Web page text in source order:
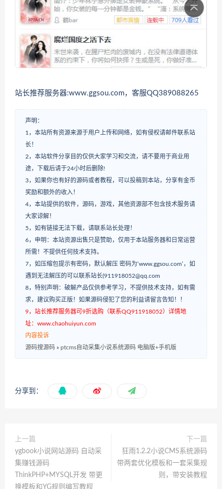
站长推荐服务器:www.ggsou.com，客服QQ389088265
声明：
1，本站所有资源来源于用户上传和网络，如有侵权请邮件联系站
长！
2，本站软件分享目的仅供大家学习和交流，请不要用于商业用
途，下载后请于24小时后删除!
3，如果你也有好的源码或者教程，可以投稿到本站，分享有金币
奖励和额外的收入！
4，本站提供的软件，源码，游戏，其他资源部不包含技术服务请
大家谅解！
5，如有链接无法下载，请联系站长处理！
6，申明：本站资源出售只是赞助，仅用于本站服务器和日常运营
所需！不提供任何技术支持。
7，如压缩包提示有密码，默认解压 密码为‘www.ggsou.com’，如
遇到无法解压的可以联系站长(911918052@qq.com
8，特别声明：破解产品仅供参考学习，不提供技术支持，如有需
求，建议购买正版！如果源码侵犯了您的利益请留言告知！！
9，站长推荐服务器可9折选购（联系QQ911918052）详情地
址：www.chaohuiyun.com
内容投诉
源码搜源码 » ptcms自动采集小说系统源码 电脑版+手机版
分享到：
上一篇
ygbook小说网站源码 自动采
集赚钱源码
ThinkPHP+MYSQL开发 带更
换模板和YG规则编写教程
下一篇
狂雨1.2.2小说CMS系统源码
带两套优化模板和一套采集规
则，带安装教程